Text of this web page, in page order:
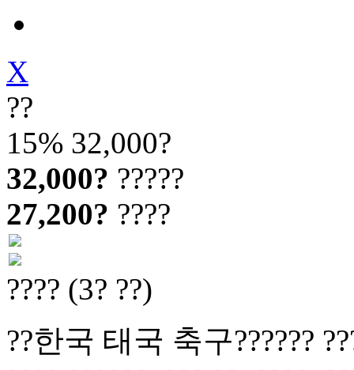
X
??
15% 32,000?
32,000? ?????
27,200? ????
???? (3? ??)
??한국 태국 축구??????